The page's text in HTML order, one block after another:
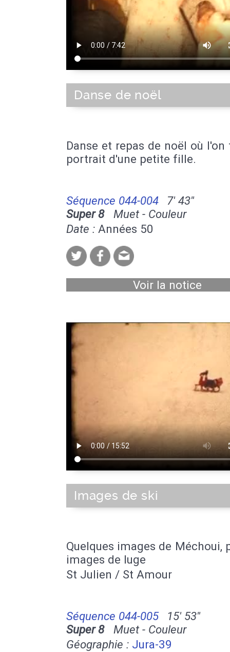
Danse de noël
Danse et repas de noël où l'on
portrait d'une petite fille.
Séquence 044-004
7' 43''
Super 8Muet - Couleur
Date : Années 50
Voir la notice
Images de ski
Quelques images de Méchoui,
images de luge
St Julien / St Amour
Séquence 044-005
15' 53''
Super 8Muet - Couleur
Géographie : Jura-39